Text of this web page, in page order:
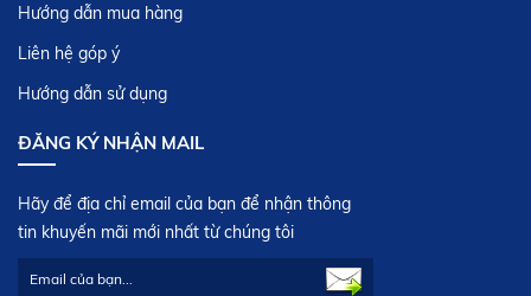
16 tháng 01,2018
Hướng dẫn mua hàng
Liên hệ góp ý
Hướng dẫn sử dụng
ĐĂNG KÝ NHẬN MAIL
Hãy để địa chỉ email của bạn để nhận thông
tin khuyến mãi mới nhất từ chúng tôi